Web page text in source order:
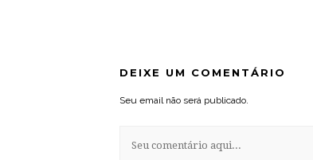
DEIXE UM COMENTÁRIO
Seu email não será publicado.